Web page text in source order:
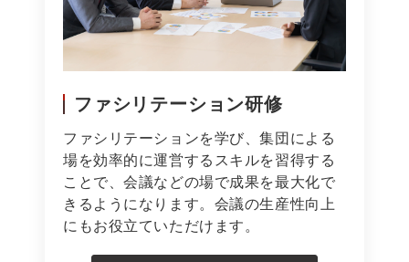
ファシリテーション研修
ファシリテーションを学び、集団による
場を効率的に運営するスキルを習得する
ことで、会議などの場で成果を最大化で
きるようになります。会議の生産性向上
にもお役立ていただけます。